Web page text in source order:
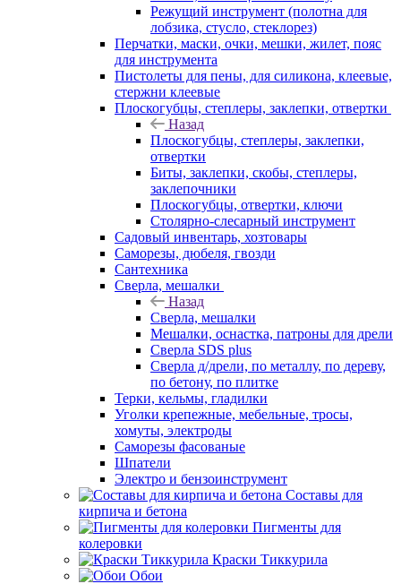
Режущий инструмент (полотна для
лобзика, стусло, стеклорез)
Перчатки, маски, очки, мешки, жилет, пояс
для инструмента
Пистолеты для пены, для силикона, клеевые,
стержни клеевые
Плоскогубцы, степлеры, заклепки, отвертки
Назад
Плоскогубцы, степлеры, заклепки,
отвертки
Биты, заклепки, скобы, степлеры,
заклепочники
Плоскогубцы, отвертки, ключи
Столярно-слесарный инструмент
Садовый инвентарь, хозтовары
Саморезы, дюбеля, гвозди
Сантехника
Сверла, мешалки
Назад
Сверла, мешалки
Мешалки, оснастка, патроны для дрели
Сверла SDS plus
Сверла д/дрели, по металлу, по дереву,
по бетону, по плитке
Терки, кельмы, гладилки
Уголки крепежные, мебельные, тросы,
хомуты, электроды
Саморезы фасованые
Шпатели
Электро и бензоинструмент
Составы для
кирпича и бетона
Пигменты для
колеровки
Краски Тиккурила
Обои